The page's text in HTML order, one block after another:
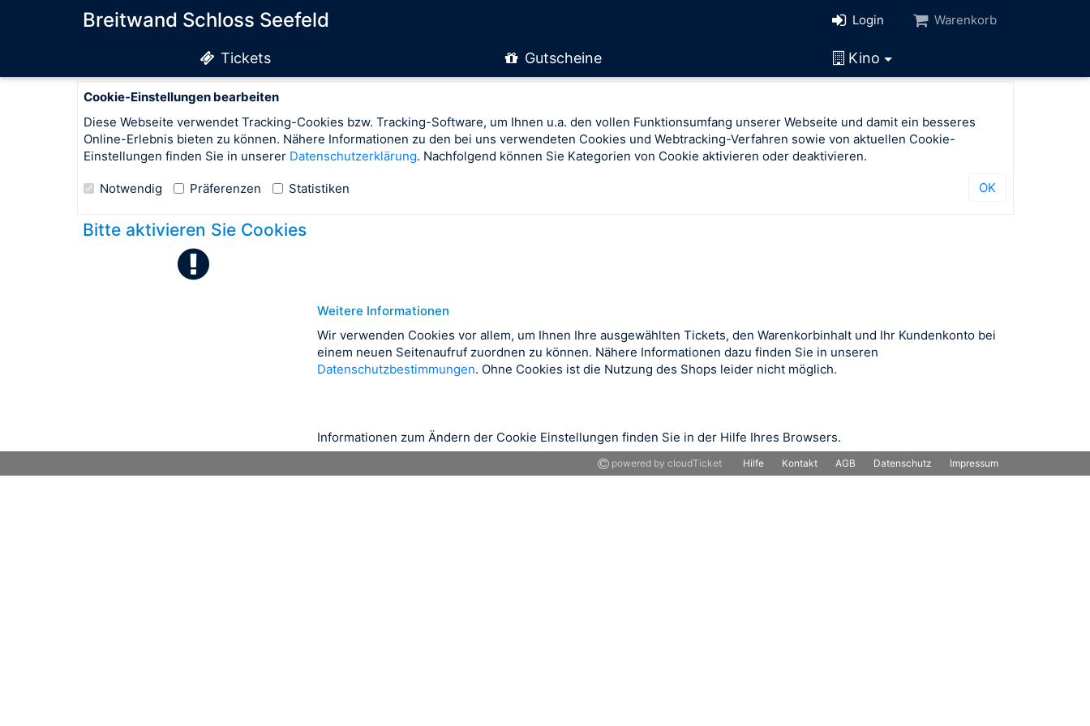
Breitwand Schloss Seefeld Login Warenkorb
Tickets Gutscheine Kino
Cookie-Einstellungen bearbeiten
Diese Webseite verwendet Tracking-Cookies bzw. Tracking-Software, um Ihnen u.a. den vollen Funktionsumfang unserer Webseite und damit ein besseres
Online-Erlebnis bieten zu können. Nähere Informationen zu den bei uns verwendeten Cookies und Webtracking-Verfahren sowie von aktuellen Cookie-
Einstellungen finden Sie in unserer Datenschutzerklärung. Nachfolgend können Sie Kategorien von Cookie aktivieren oder deaktivieren.
Notwendig Präferenzen Statistiken OK
Bitte aktivieren Sie Cookies
Weitere Informationen
Wir verwenden Cookies vor allem, um Ihnen Ihre ausgewählten Tickets, den Warenkorbinhalt und Ihr Kundenkonto bei
einem neuen Seitenaufruf zuordnen zu können. Nähere Informationen dazu finden Sie in unseren
Datenschutzbestimmungen. Ohne Cookies ist die Nutzung des Shops leider nicht möglich.
Informationen zum Ändern der Cookie Einstellungen finden Sie in der Hilfe Ihres Browsers.
powered by cloudTicket Hilfe Kontakt AGB Datenschutz Impressum